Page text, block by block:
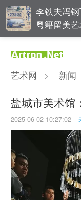
李铁夫冯
粤籍留美
界
OCAT上海
态的十年
艺术网 > 新闻
盐城市美术馆
2025-06-02 10:27:02